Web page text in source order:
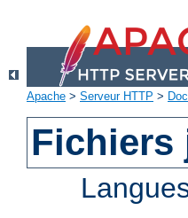
Apache > Serveur HTTP >
Fichiers